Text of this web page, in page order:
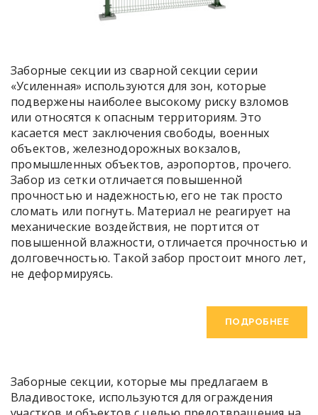
Заборные секции из сварной секции серии
«Усиленная» используются для зон, которые
подвержены наиболее высокому риску взломов
или относятся к опасным территориям. Это
касается мест заключения свободы, военных
объектов, железнодорожных вокзалов,
промышленных объектов, аэропортов, прочего.
Забор из сетки отличается повышенной
прочностью и надежностью, его не так просто
сломать или погнуть. Материал не реагирует на
механические воздействия, не портится от
повышенной влажности, отличается прочностью и
долговечностью. Такой забор простоит много лет,
не деформируясь.
ПОДРОБНЕЕ
Заборные секции, которые мы предлагаем в
Владивостоке, используются для ограждения